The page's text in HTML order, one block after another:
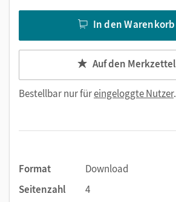
In den Warenkorb
Auf den Merkzettel
Bestellbar nur füreingeloggte Nutzer.
Format
Download
Seitenzahl
4